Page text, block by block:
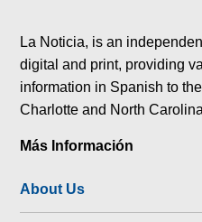
La Noticia, is an
digital and print, providing
information in Spanish to
Charlotte and North
Más Información
About Us